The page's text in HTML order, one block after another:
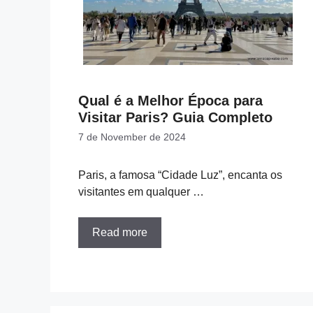
Qual é a Melhor Época para
Visitar Paris? Guia Completo
7 de November de 2024
Paris, a famosa “Cidade Luz”, encanta os
visitantes em qualquer …
Read more